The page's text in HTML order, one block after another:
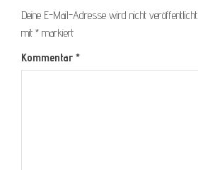
Deine E-Mail-Adresse wird nicht veröffentlicht.
mit * markiert
Kommentar *